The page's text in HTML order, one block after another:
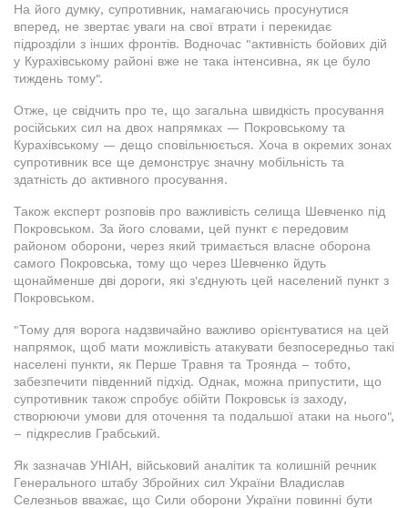
На його думку, супротивник, намагаючись просунутися
вперед, не звертає уваги на свої втрати і перекидає
підрозділи з інших фронтів. Водночас "активність бойових дій
у Курахівському районі вже не така інтенсивна, як це було
тиждень тому".
Отже, це свідчить про те, що загальна швидкість просування
російських сил на двох напрямках — Покровському та
Курахівському — дещо сповільнюється. Хоча в окремих зонах
супротивник все ще демонструє значну мобільність та
здатність до активного просування.
Також експерт розповів про важливість селища Шевченко під
Покровськом. За його словами, цей пункт є передовим
районом оборони, через який тримається власне оборона
самого Покровська, тому що через Шевченко йдуть
щонайменше дві дороги, які з'єднують цей населений пункт з
Покровськом.
"Тому для ворога надзвичайно важливо орієнтуватися на цей
напрямок, щоб мати можливість атакувати безпосередньо такі
населені пункти, як Перше Травня та Троянда – тобто,
забезпечити південний підхід. Однак, можна припустити, що
супротивник також спробує обійти Покровськ із заходу,
створюючи умови для оточення та подальшої атаки на нього",
– підкреслив Грабський.
Як зазначав УНІАН, військовий аналітик та колишній речник
Генерального штабу Збройних сил України Владислав
Селезньов вважає, що Сили оборони України повинні бути